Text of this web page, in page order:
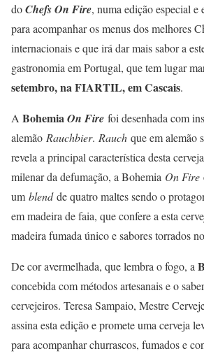
doChefs On Fire, numa edição especial e
para acompanhar os menus dos melhores
internacionais e que irá dar mais sabor a
gastronomia em Portugal, que tem lugar
setembro, na FIARTIL, em Cascais.
A BohemiaOn Fire foi desenhada com
alemão Rauchbier. Rauch que em alemão
revela a principal característica desta
milenar da defumação, a Bohemia On Fire
um blendde quatro maltes sendo o
em madeira de faia, que confere a esta
madeira fumada único e sabores torrados
De cor avermelhada, que lembra o fogo, a
concebida com métodos artesanais e o
cervejeiros. Teresa Sampaio, Mestre
assina esta edição e promete uma cerveja
para acompanhar churrascos, fumados e